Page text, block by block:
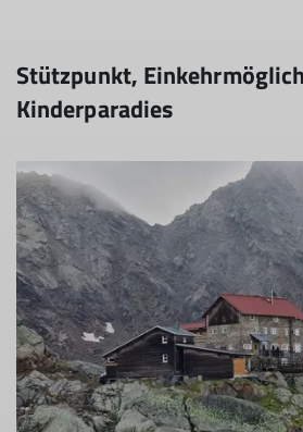
Stützpunkt,
Kinderparadies